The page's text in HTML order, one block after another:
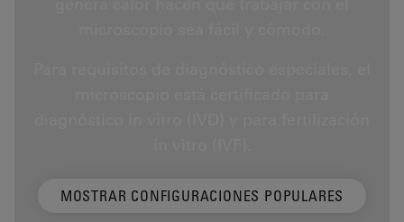
MOSTRAR CONFIGURACIONES POPULARES